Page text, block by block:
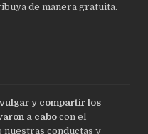
de manera gratuita.
y compartir los
a cabo con el
conductas y